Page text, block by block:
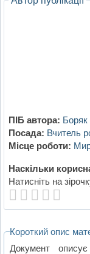
ПІБ автора: Боряк
Посада: Вчитель
Місце роботи:
Наскільки
Натисніть на
Короткий опис
Документ